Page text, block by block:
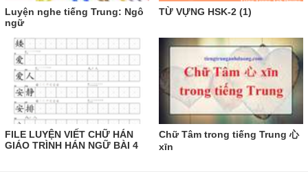
Luyện nghe tiếng Trung: Ngô
ngữ
TỪ VỰNG HSK-2 (1)
FILE LUYỆN VIẾT CHỮ HÁN
GIÁO TRÌNH HÁN NGỮ BÀI 4
Chữ Tâm trong tiếng Trung 心
xīn